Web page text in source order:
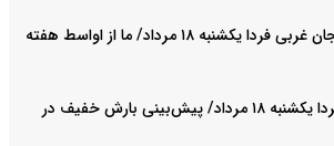
پیش بینی هوای آذربایجان غربی فردا یکشنبه ۱۸ مرداد/ ما از اواسط هفته
پیش بینی هوای البرز فردا یکشنبه ۱۸ مرداد/ پیش‌بینی بارش خفیف در